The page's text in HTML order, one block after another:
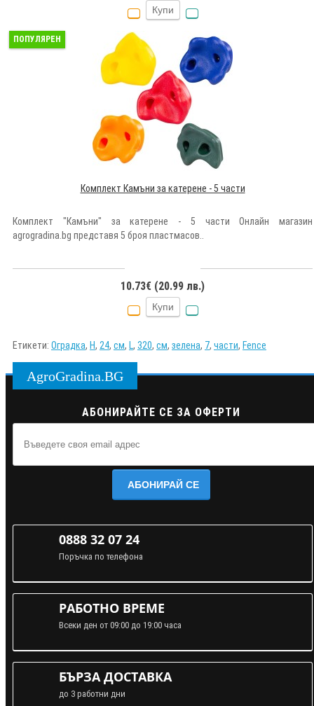
Купи
ПОПУЛЯРЕН
Комплект Камъни за катерене - 5 части
Комплект "Камъни" за катерене - 5 части Онлайн магазин
agrogradina.bg представя 5 броя пластмасов..
10.73€ (20.99 лв.)
Купи
Етикети: Оградка, H, 24, см, L, 320, см, зелена, 7, части, Fence
AgroGradina.BG
АБОНИРАЙТЕ СЕ ЗА ОФЕРТИ
АБОНИРАЙ СЕ
0888 32 07 24
Поръчка по телефона
РАБОТНО ВРЕМЕ
Всеки ден от 09:00 до 19:00 часа
БЪРЗА ДОСТАВКА
до 3 работни дни